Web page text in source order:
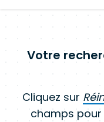
Votre
Cliquez sur
champs